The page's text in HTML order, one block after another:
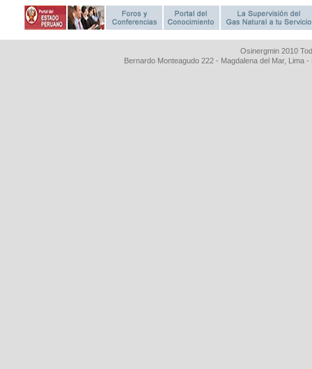
Osinergmin 2010
Bernardo Monteagudo 222 - Magdalena del Mar, Lima